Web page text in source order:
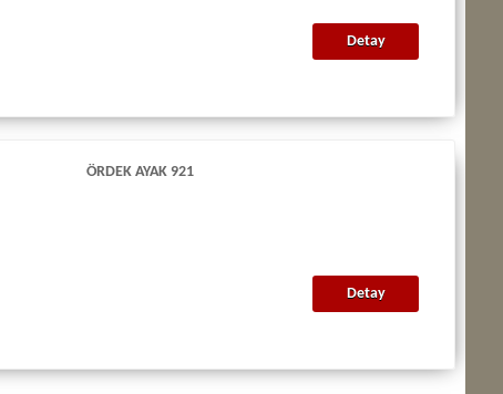
Detay
ÖRDEK AYAK 921
Detay